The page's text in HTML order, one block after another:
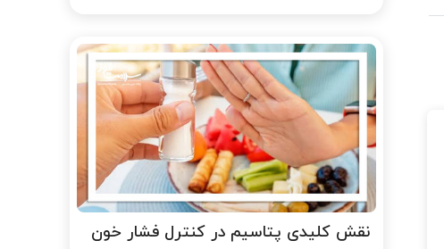
نقش کلیدی پتاسیم در کنترل فشار خون